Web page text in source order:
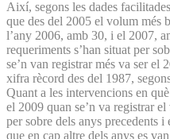
Així, segons les dades
que des del 2005 el volum més
l’any 2006, amb 30, i el 2007,
requeriments s’han situat per
se’n van registrar més va ser el
xifra rècord des del 1987,
Quant a les intervencions en
el 2009 quan se’n va registrar
per sobre dels anys precedents
que en cap altre dels anys es